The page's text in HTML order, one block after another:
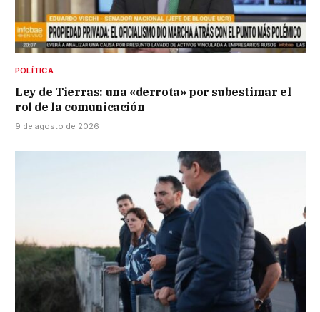
POLÍTICA
Ley de Tierras: una «derrota» por subestimar el
rol de la comunicación
9 de agosto de 2026